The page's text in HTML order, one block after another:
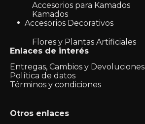
Accesorios para Kamados
Kamados
Accesorios Decorativos
Flores y Plantas Artificiales
Enlaces de interés
Entregas, Cambios y Devoluciones
Política de datos
Términos y condiciones
Otros enlaces